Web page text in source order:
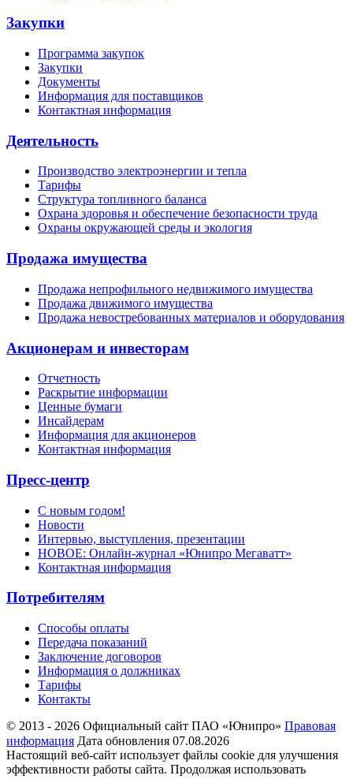
Закупки
Программа закупок
Закупки
Документы
Информация для поставщиков
Контактная информация
Деятельность
Производство электроэнергии и тепла
Тарифы
Структура топливного баланса
Охрана здоровья и обеспечение безопасности труда
Охраны окружающей среды и экология
Продажа имущества
Продажа непрофильного недвижимого имущества
Продажа движимого имущества
Продажа невостребованных материалов и оборудования
Акционерам и инвесторам
Отчетность
Раскрытие информации
Ценные бумаги
Инсайдерам
Информация для акционеров
Контактная информация
Пресс-центр
С новым годом!
Новости
Интервью, выступления, презентации
НОВОЕ: Онлайн-журнал «Юнипро Мегаватт»
Контактная информация
Потребителям
Способы оплаты
Передача показаний
Заключение договоров
Информация о должниках
Тарифы
Контакты
© 2013 - 2026 Официальный сайт ПАО «Юнипро» Правовая
информация Дата обновления 07.08.2026
Настоящий веб-сайт использует файлы cookie для улучшения
эффективности работы сайта. Продолжая использовать